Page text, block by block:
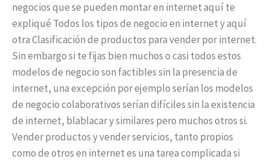
negocios que se pueden montar en internet aquí te
expliqué Todos los tipos de negocio en internet y aquí
otra Clasificación de productos para vender por internet.
Sin embargo si te fijas bien muchos o casi todos estos
modelos de negocio son factibles sin la presencia de
internet, una excepción por ejemplo serían los modelos
de negocio colaborativos serían difíciles sin la existencia
de internet, blablacar y similares pero muchos otros si.
Vender productos y vender servicios, tanto propios
como de otros en internet es una tarea complicada si